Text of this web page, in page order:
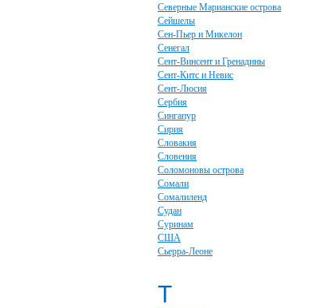
Северные Марианские острова
Сейшелы
Сен-Пьер и Микелон
Сенегал
Сент-Винсент и Гренадины
Сент-Китс и Невис
Сент-Люсия
Сербия
Сингапур
Сирия
Словакия
Словения
Соломоновы острова
Сомали
Сомалиленд
Судан
Суринам
США
Сьерра-Леоне
Т